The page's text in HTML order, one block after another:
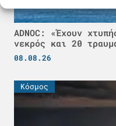
ADNOC: «Έχουν
νεκρός και 20
08.08.26
Κόσμος